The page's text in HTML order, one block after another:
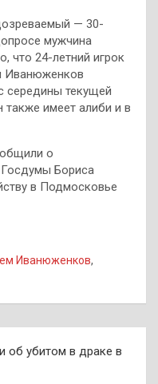
— 30-
мужчина
что 24-летний игрок
Иванюженков
середины текущей
также имеет алиби и в
о
Госдумы Бориса
в Подмосковье
Иванюженков,
об убитом в драке в